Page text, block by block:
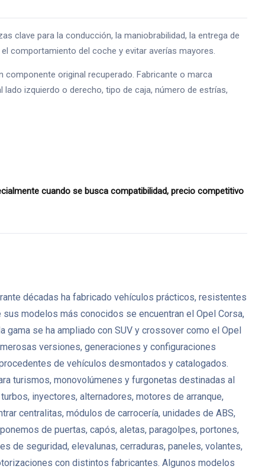
clave para la conducción, la maniobrabilidad, la entrega de
comportamiento del coche y evitar averías mayores.
original recuperado. Fabricante o marca
izquierdo o derecho, tipo de caja, número de estrías,
cuando se busca compatibilidad, precio competitivo
décadas ha fabricado vehículos prácticos, resistentes
modelos más conocidos se encuentran el Opel Corsa,
se ha ampliado con SUV y crossover como el Opel
versiones, generaciones y configuraciones
de vehículos desmontados y catalogados.
turismos, monovolúmenes y furgonetas destinadas al
inyectores, alternadores, motores de arranque,
centralitas, módulos de carrocería, unidades de ABS,
de puertas, capós, aletas, paragolpes, portones,
de seguridad, elevalunas, cerraduras, paneles, volantes,
con distintos fabricantes. Algunos modelos